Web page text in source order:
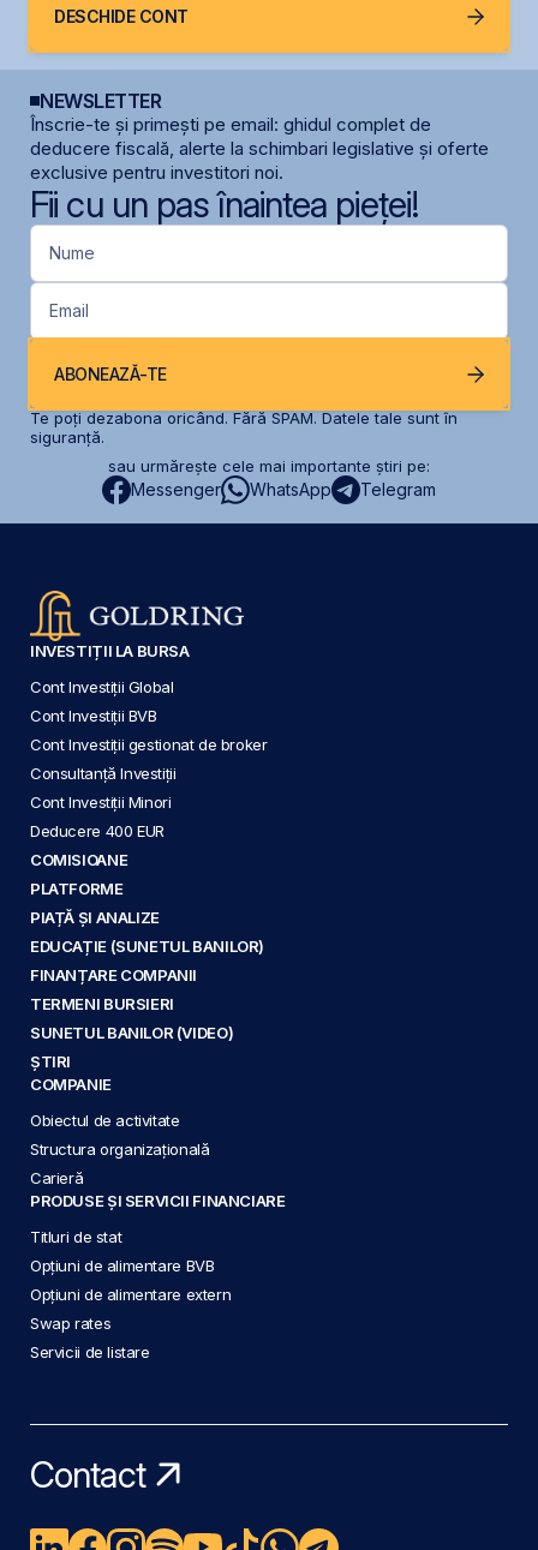
DESCHIDE CONT
NEWSLETTER
Înscrie-te și primești pe email: ghidul complet de
deducere fiscală, alerte la schimbari legislative și oferte
exclusive pentru investitori noi.
Fii cu un pas înaintea pieței!
Nume
Email
ABONEAZĂ-TE
Te poți dezabona oricând. Fără SPAM. Datele tale sunt în
siguranță.
sau urmărește cele mai importante știri pe:
Messenger WhatsApp Telegram
INVESTIȚII LA BURSA
Cont Investiții Global
Cont Investiții BVB
Cont Investiții gestionat de broker
Consultanță Investiții
Cont Investiții Minori
Deducere 400 EUR
COMISIOANE
PLATFORME
PIAȚĂ ȘI ANALIZE
EDUCAȚIE (SUNETUL BANILOR)
FINANȚARE COMPANII
TERMENI BURSIERI
SUNETUL BANILOR (VIDEO)
ȘTIRI
COMPANIE
Obiectul de activitate
Structura organizațională
Carieră
PRODUSE ȘI SERVICII FINANCIARE
Titluri de stat
Opțiuni de alimentare BVB
Opțiuni de alimentare extern
Swap rates
Servicii de listare
Contact